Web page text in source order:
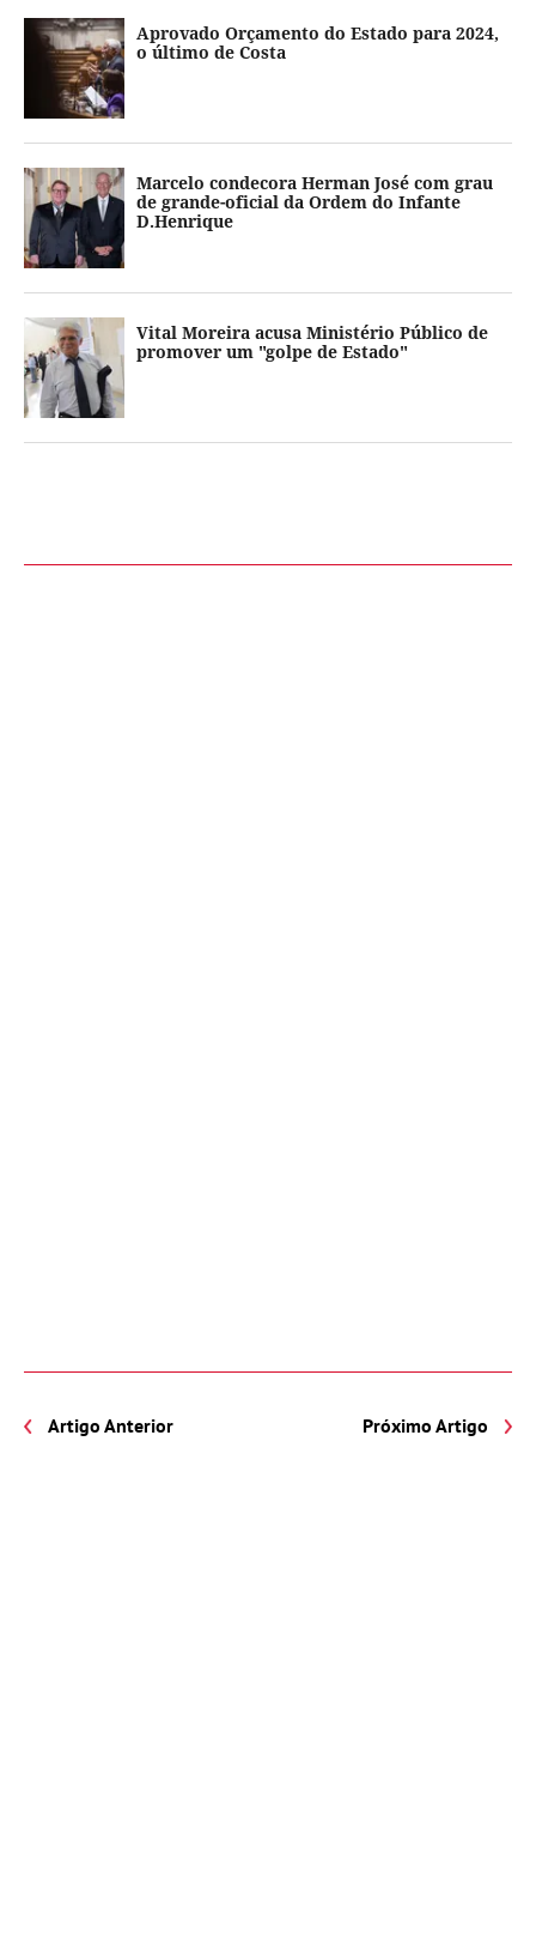
Aprovado Orçamento do Estado para 2024,
o último de Costa
Marcelo condecora Herman José com grau
de grande-oficial da Ordem do Infante
D.Henrique
Vital Moreira acusa Ministério Público de
promover um "golpe de Estado"
Artigo Anterior Próximo Artigo